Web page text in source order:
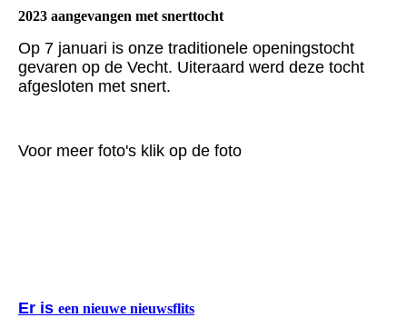
2023 aangevangen met snerttocht
Op 7 januari is onze traditionele openingstocht
gevaren op de Vecht. Uiteraard werd deze tocht
afgesloten met snert.
Voor meer foto's klik op de foto
Er is een nieuwe nieuwsflits